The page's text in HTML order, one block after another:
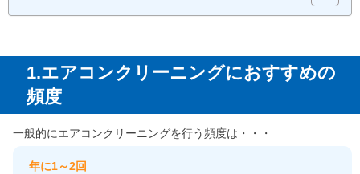
1.エアコンクリーニングにおすすめの
頻度
一般的にエアコンクリーニングを行う頻度は・・・
年に1～2回